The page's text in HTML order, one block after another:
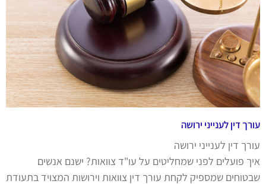
עורך דין לענייני ירושה
עורך דין לענייני ירושה
איך פועלים לפני שמחליטים על עו"ד צוואות? ישנם אנשים
שבטוחים שמספיק לקחת עורך דין צוואות וירושות המצויד בתעודת